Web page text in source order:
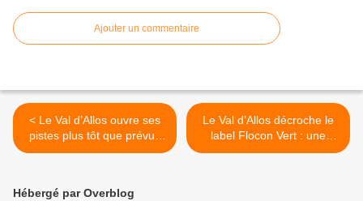
Ajouter un commentaire
< Le Val d’Allos ouvre ses
pistes plus tôt que prévu :
une bonne nouvelle pour
Le Val d’Allos décroche le
label Flocon Vert : une
reconnaissance pour un
Hébergé par Overblog